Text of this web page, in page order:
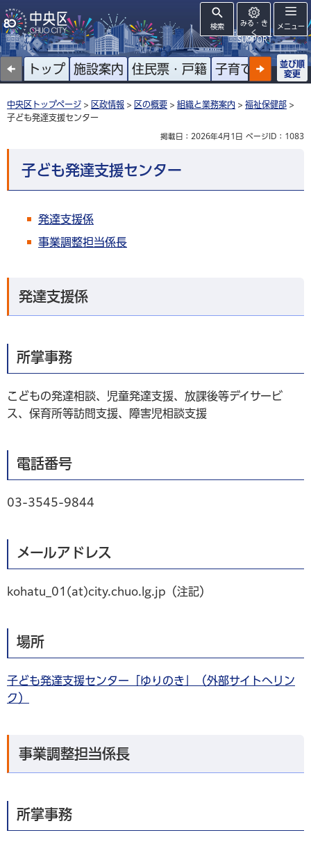
検索
みる・き
く
SUPPORT
メニュー
トップ 施設案内 住民票・戸籍 子育て 高齢者
並び順
変更
中央区トップページ > 区政情報 > 区の概要 > 組織と業務案内 > 福祉保健部 >
子ども発達支援センター
掲載日：2026年4月1日 ページID：1083
子ども発達支援センター
発達支援係
事業調整担当係長
発達支援係
所掌事務
こどもの発達相談、児童発達支援、放課後等デイサービ
ス、保育所等訪問支援、障害児相談支援
電話番号
03-3545-9844
メールアドレス
kohatu_01(at)city.chuo.lg.jp（注記）
場所
子ども発達支援センター「ゆりのき」（外部サイトへリン
ク）
事業調整担当係長
所掌事務